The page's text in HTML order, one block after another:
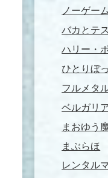
ノーゲー
バカとテ
ハリー・
ひとりぼ
フルメタ
ベルガリ
まおゆう
まぶらほ
レンタル